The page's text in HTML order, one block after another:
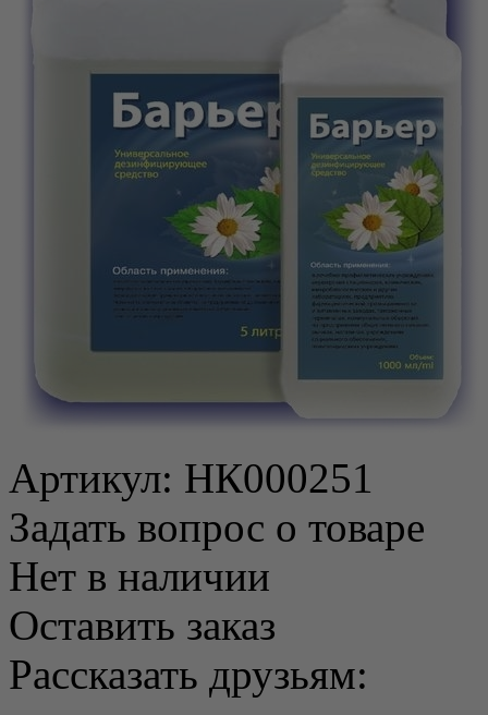
Артикул: НК000251
Задать вопрос о товаре
Нет в наличии
Оставить заказ
Рассказать друзьям: